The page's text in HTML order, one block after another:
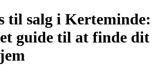
til salg i Kerteminde:
guide til at finde dit